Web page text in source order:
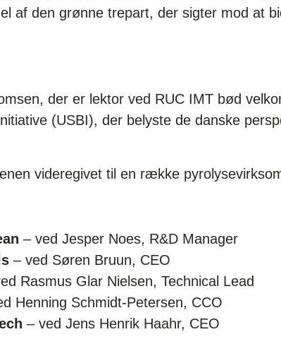
af den grønne trepart, der sigter mod at
der er lektor ved RUC IMT bød
(USBI), der belyste de danske
videregivet til en række
– ved Jesper Noes, R&D Manager
– ved Søren Bruun, CEO
Rasmus Glar Nielsen, Technical Lead
Henning Schmidt-Petersen, CCO
– ved Jens Henrik Haahr, CEO